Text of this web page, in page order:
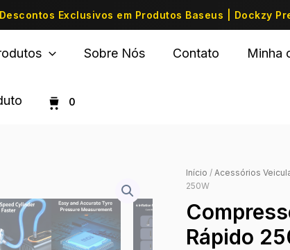
Descontos Exclusivos em Produtos Baseus | Dockzy
Sobre Nós Contato Minha
0
Início / Acessórios
250W
Rápido